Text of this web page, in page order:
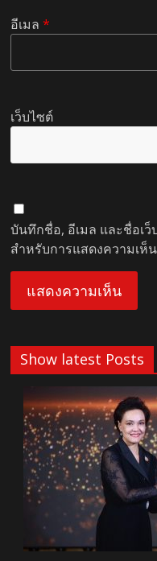
อีเมล*
เว็บไซต์
บันทึกชื่อ, อีเมล และชื่อเ
สำหรับการแสดงความเห็
Show latest Posts